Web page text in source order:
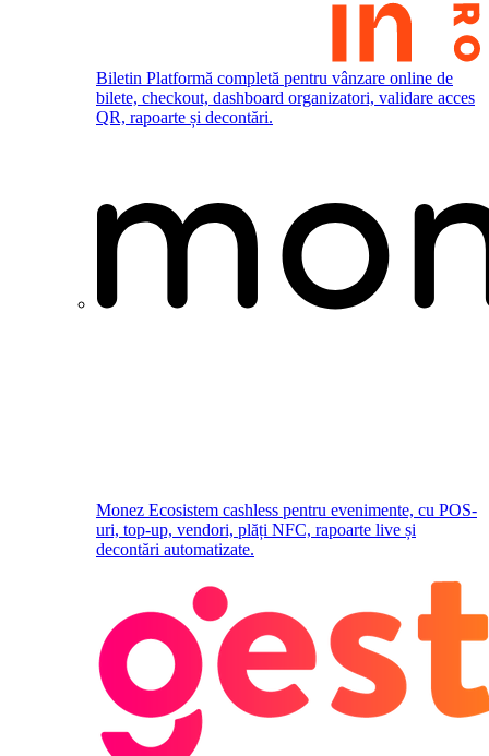
Biletin Platformă completă pentru vânzare online de
bilete, checkout, dashboard organizatori, validare acces
QR, rapoarte și decontări.
Monez Ecosistem cashless pentru evenimente, cu POS-
uri, top-up, vendori, plăți NFC, rapoarte live și
decontări automatizate.